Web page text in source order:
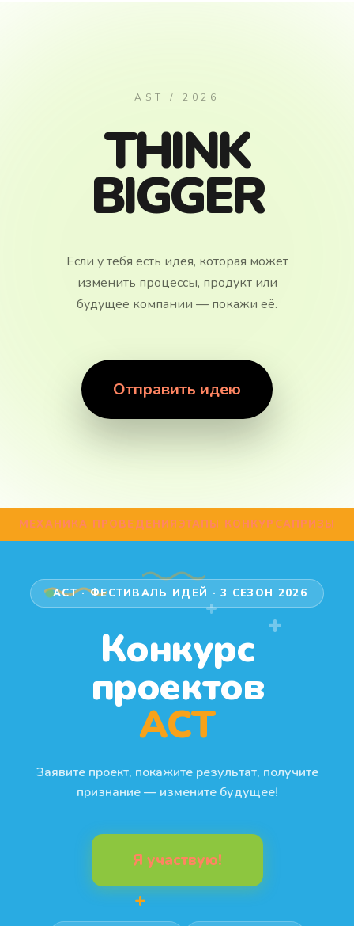
AST / 2026
THINK
BIGGER
Если у тебя есть идея, которая может
изменить процессы, продукт или
будущее компании — покажи её.
Отправить идею
ЗАЧЕМ ЭТО НУЖНО
Крупные компании теряют до 40%
инновационного потенциала, потому что идеи
МЕХАНИКА ПРОВЕДЕНИЯЭТАПЫ КОНКУРСАПРИЗЫ
+
+
+
АСТ · ФЕСТИВАЛЬ ИДЕЙ · 3 СЕЗОН 2026
Конкурс
проектов
АСТ
Заявите проект, покажите результат, получите
признание — измените будущее!
Я участвую!